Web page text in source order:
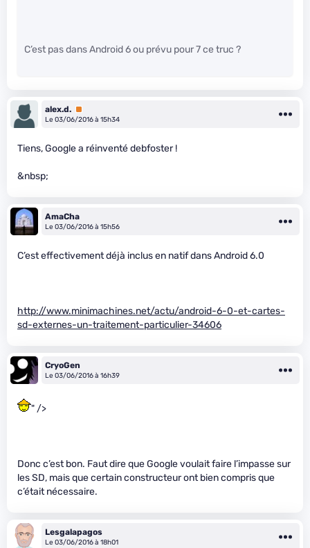
C’est pas dans Android 6 ou prévu pour 7 ce truc ?
alex.d. Premium
Le 03/06/2016 à 15h34
Tiens, Google a réinventé debfoster !
&nbsp;
AmaCha
Le 03/06/2016 à 15h56
C’est effectivement déjà inclus en natif dans Android 6.0
http://www.minimachines.net/actu/android-6-0-et-cartes-
sd-externes-un-traitement-particulier-34606
CryoGen
Le 03/06/2016 à 16h39
" />
Donc c’est bon. Faut dire que Google voulait faire l’impasse sur
les SD, mais que certain constructeur ont bien compris que
c’était nécessaire.
Lesgalapagos
Le 03/06/2016 à 18h01